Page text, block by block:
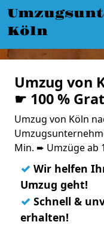
Köln
Umzug von
☛ 100 %
Umzug von Köln
Min. ➨ Umzüge ab
✓ Wir helfen
Umzug geht!
✓ Schnell &
erhalten!